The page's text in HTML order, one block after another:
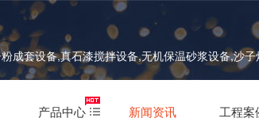
成套设备,真石漆搅拌设备,无机保温砂浆设备,沙
产品中心 新闻资讯 工程案